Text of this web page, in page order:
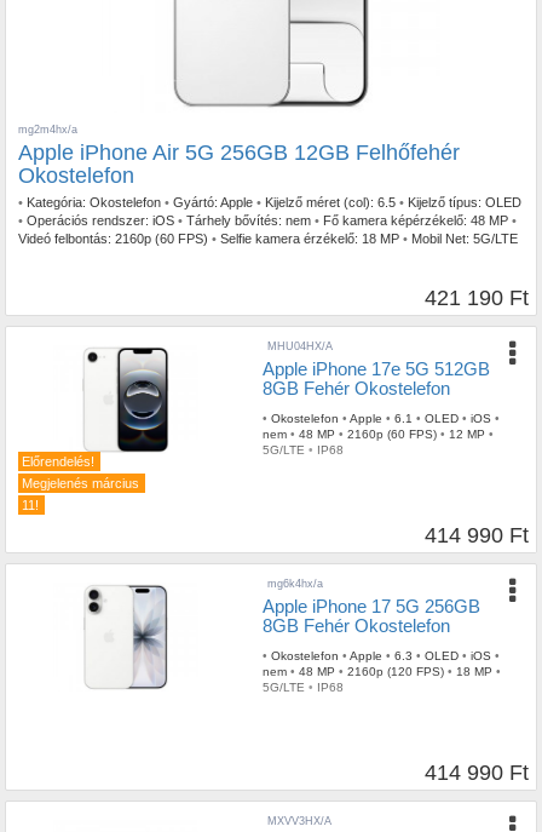
mg2m4hx/a
Apple iPhone Air 5G 256GB 12GB Felhőfehér
Okostelefon
• Kategória: Okostelefon • Gyártó: Apple • Kijelző méret (col): 6.5 • Kijelző típus: OLED
• Operációs rendszer: iOS • Tárhely bővítés: nem • Fő kamera képérzékelő: 48 MP •
Videó felbontás: 2160p (60 FPS) • Selfie kamera érzékelő: 18 MP • Mobil Net: 5G/LTE
421 190 Ft
Előrendelés!
Megjelenés március
11!
MHU04HX/A
Apple iPhone 17e 5G 512GB
8GB Fehér Okostelefon
• Okostelefon • Apple • 6.1 • OLED • iOS •
nem • 48 MP • 2160p (60 FPS) • 12 MP •
5G/LTE • IP68
414 990 Ft
mg6k4hx/a
Apple iPhone 17 5G 256GB
8GB Fehér Okostelefon
• Okostelefon • Apple • 6.3 • OLED • iOS •
nem • 48 MP • 2160p (120 FPS) • 18 MP •
5G/LTE • IP68
414 990 Ft
MXVV3HX/A